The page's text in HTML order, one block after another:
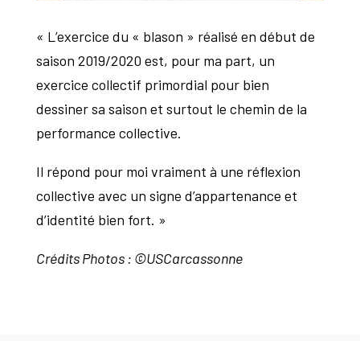
« L’exercice du « blason » réalisé en début de
saison 2019/2020 est, pour ma part, un
exercice collectif primordial pour bien
dessiner sa saison et surtout le chemin de la
performance collective.
Il répond pour moi vraiment à une réflexion
collective avec un signe d’appartenance et
d’identité bien fort. »
Crédits Photos : ©USCarcassonne